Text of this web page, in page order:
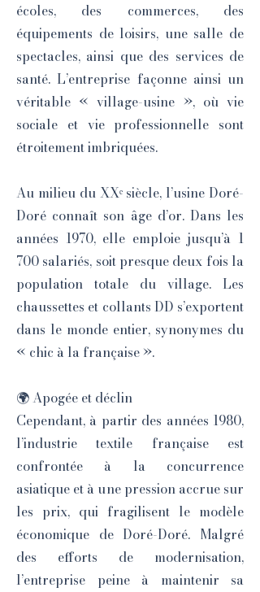
écoles, des commerces, des
équipements de loisirs, une salle de
spectacles, ainsi que des services de
santé. L’entreprise façonne ainsi un
véritable « village-usine », où vie
sociale et vie professionnelle sont
étroitement imbriquées.
Au milieu du XXᵉ siècle, l’usine Doré-
Doré connaît son âge d’or. Dans les
années 1970, elle emploie jusqu’à 1
700 salariés, soit presque deux fois la
population totale du village. Les
chaussettes et collants DD s’exportent
dans le monde entier, synonymes du
« chic à la française ».
🌍 Apogée et déclin
Cependant, à partir des années 1980,
l’industrie textile française est
confrontée à la concurrence
asiatique et à une pression accrue sur
les prix, qui fragilisent le modèle
économique de Doré-Doré. Malgré
des efforts de modernisation,
l’entreprise peine à maintenir sa